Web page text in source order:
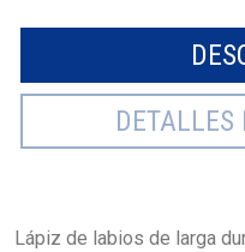
DETALLES
Lápiz de labios de larga